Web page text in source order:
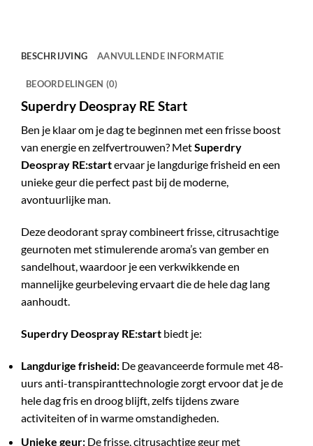
BESCHRIJVING AANVULLENDE INFORMATIE
BEOORDELINGEN (0)
Superdry Deospray RE Start
Ben je klaar om je dag te beginnen met een frisse boost
van energie en zelfvertrouwen? MetSuperdry
Deospray RE:startervaar je langdurige frisheid en een
unieke geur die perfect past bij de moderne,
avontuurlijke man.
Deze deodorant spray combineert frisse, citrusachtige
geurnoten met stimulerende aroma’s van gember en
sandelhout, waardoor je een verkwikkende en
mannelijke geurbeleving ervaart die de hele dag lang
aanhoudt.
Superdry Deospray RE:start biedt je:
Langdurige frisheid: De geavanceerde formule met 48-
uurs anti-transpiranttechnologie zorgt ervoor dat je de
hele dag fris en droog blijft, zelfs tijdens zware
activiteiten of in warme omstandigheden.
Unieke geur: De frisse, citrusachtige geur met